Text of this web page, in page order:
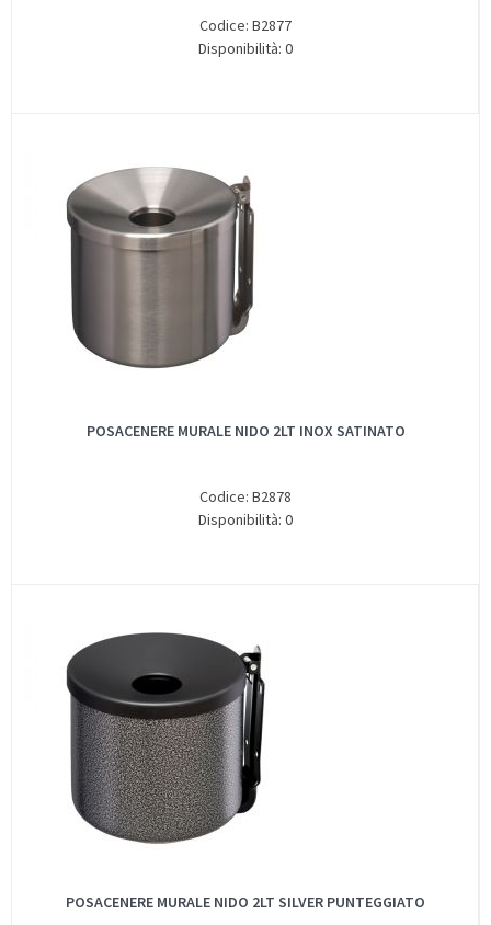
Codice: B2877
Disponibilità: 0
POSACENERE MURALE NIDO 2LT INOX SATINATO
Codice: B2878
Disponibilità: 0
POSACENERE MURALE NIDO 2LT SILVER PUNTEGGIATO